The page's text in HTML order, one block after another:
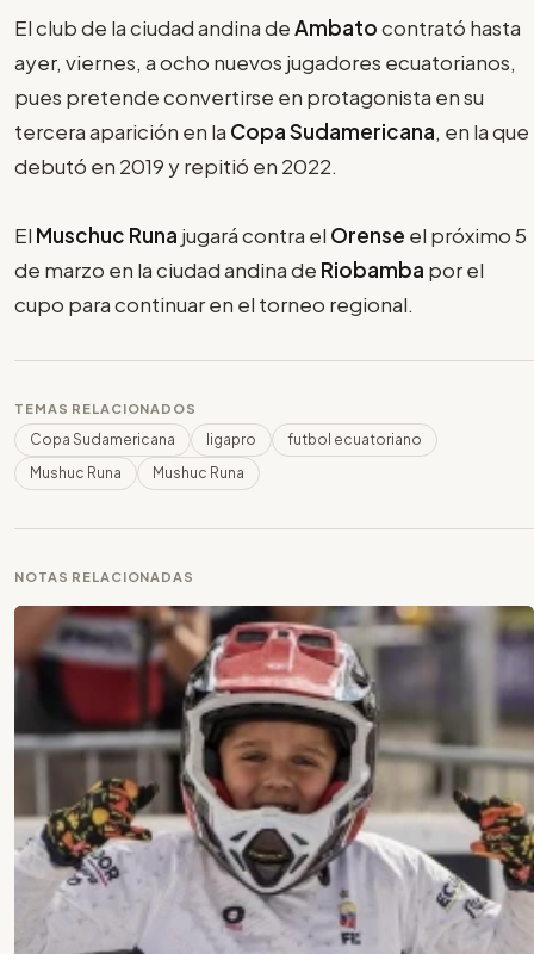
El club de la ciudad andina deAmbatocontrató hasta
ayer, viernes, a ocho nuevos jugadores ecuatorianos,
pues pretende convertirse en protagonista en su
tercera aparición en la Copa Sudamericana, en la que
debutó en 2019 y repitió en 2022.
El Muschuc Runa jugará contra el Orense el próximo 5
de marzo en la ciudad andina de Riobamba por el
cupo para continuar en el torneo regional.
TEMAS RELACIONADOS
Copa Sudamericana ligapro
futbol ecuatoriano
Mushuc Runa
Mushuc Runa
NOTAS RELACIONADAS